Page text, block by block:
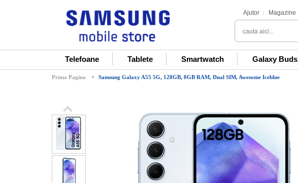
Ajutor Magazine
Telefoane Tablete Smartwatch Galaxy Buds
Prima Pagina Samsung Galaxy A55 5G, 128GB, 8GB RAM, Dual SIM, Awesome Iceblue